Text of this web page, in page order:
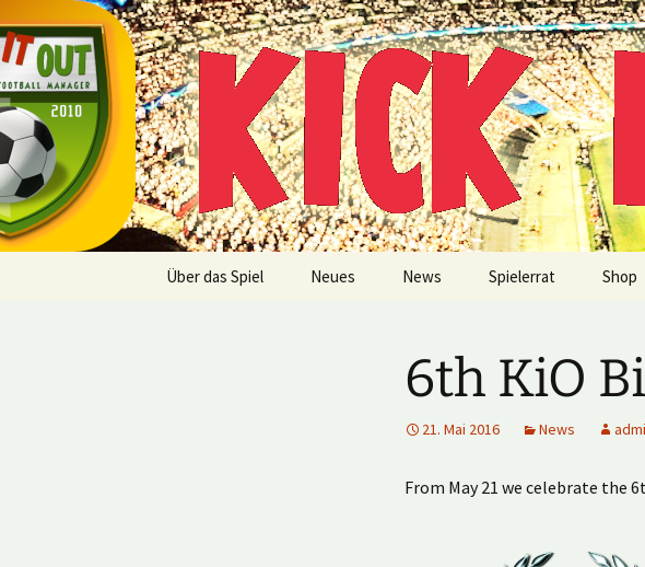
Inhalt
springen
Kick it out!
Multiplayer Football Manager
Über das Spiel Neues News Spielerrat Shop
6th KiO
21. Mai 2016 News
From May 21 we celebrate the